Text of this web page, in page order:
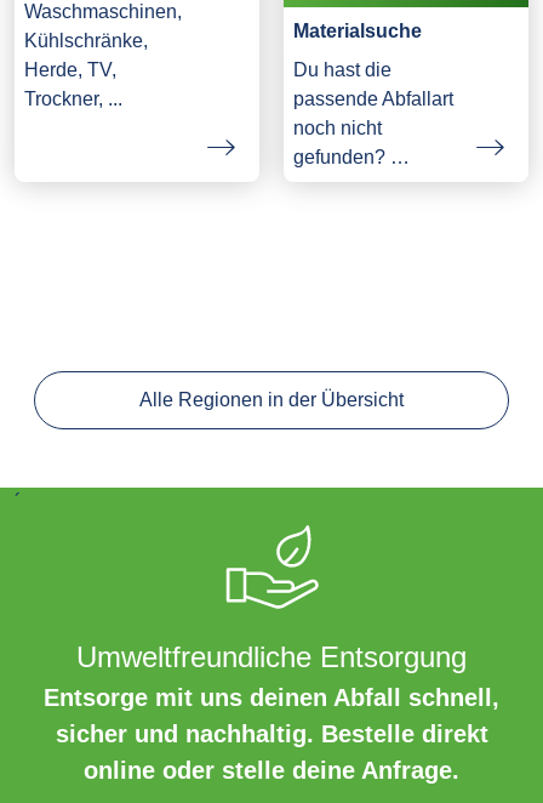
Waschmaschinen,
Kühlschränke,
Herde, TV,
Trockner, ...
Materialsuche
Du hast die
passende Abfallart
noch nicht
gefunden? …
Alle Regionen in der Übersicht
´
Umweltfreundliche Entsorgung
Entsorge mit uns deinen Abfall schnell,
sicher und nachhaltig. Bestelle direkt
online oder stelle deine Anfrage.